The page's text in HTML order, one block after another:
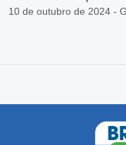
10 de outubro de 2024 -